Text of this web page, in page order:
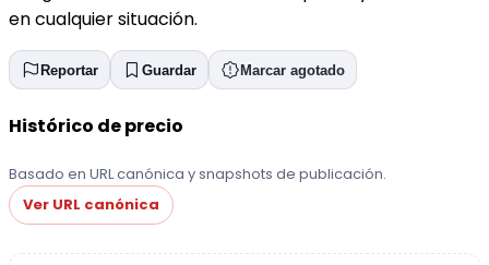
en cualquier situación.
Reportar Guardar Marcar agotado
Histórico de precio
Basado en URL canónica y snapshots de publicación.
Ver URL canónica